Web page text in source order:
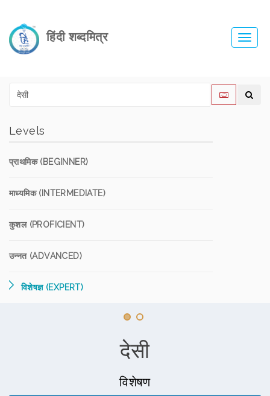
हिंदी शब्दमित्र
Levels
प्राथमिक (BEGINNER)
माध्यमिक (INTERMEDIATE)
कुशल (PROFICIENT)
उन्नत (ADVANCED)
विशेषज्ञ (EXPERT)
देसी
विशेषण